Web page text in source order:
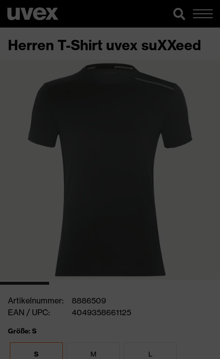
Herren T-Shirt uvex suXXeed
Artikelnummer:
8886509
EAN / UPC:
4049358661125
Größe: S
S M L